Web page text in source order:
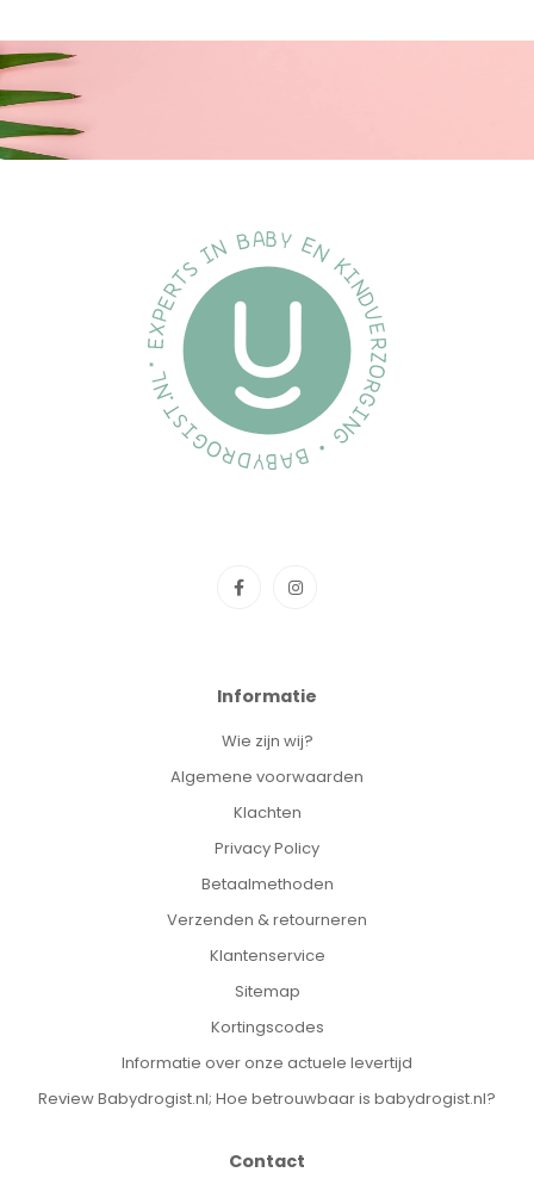
Informatie
Wie zijn wij?
Algemene voorwaarden
Klachten
Privacy Policy
Betaalmethoden
Verzenden & retourneren
Klantenservice
Sitemap
Kortingscodes
Informatie over onze actuele levertijd
Review Babydrogist.nl; Hoe betrouwbaar is babydrogist.nl?
Contact